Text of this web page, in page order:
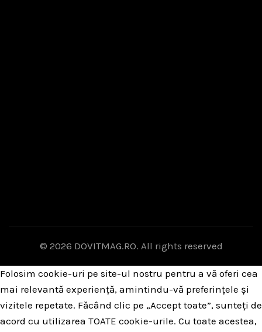
© 2026 DOVITMAG.RO. All rights reserved
Folosim cookie-uri pe site-ul nostru pentru a vă oferi cea
mai relevantă experiență, amintindu-vă preferințele și
vizitele repetate. Făcând clic pe „Accept toate”, sunteți de
acord cu utilizarea TOATE cookie-urile. Cu toate acestea,